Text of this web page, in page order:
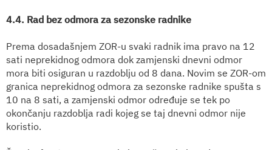
4.4. Rad bez odmora za sezonske radnike
Prema dosadašnjem ZOR-u svaki radnik ima pravo na 12
sati neprekidnog odmora dok zamjenski dnevni odmor
mora biti osiguran u razdoblju od 8 dana. Novim se ZOR-om
granica neprekidnog odmora za sezonske radnike spušta s
10 na 8 sati, a zamjenski odmor određuje se tek po
okončanju razdoblja radi kojeg se taj dnevni odmor nije
koristio.